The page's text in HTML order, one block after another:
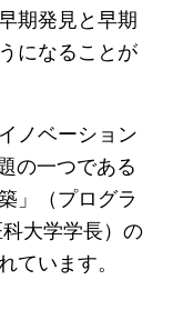
期発見と早期
になることが
ノベーション
の一つである
」（プログラ
大学学長）の
ています。